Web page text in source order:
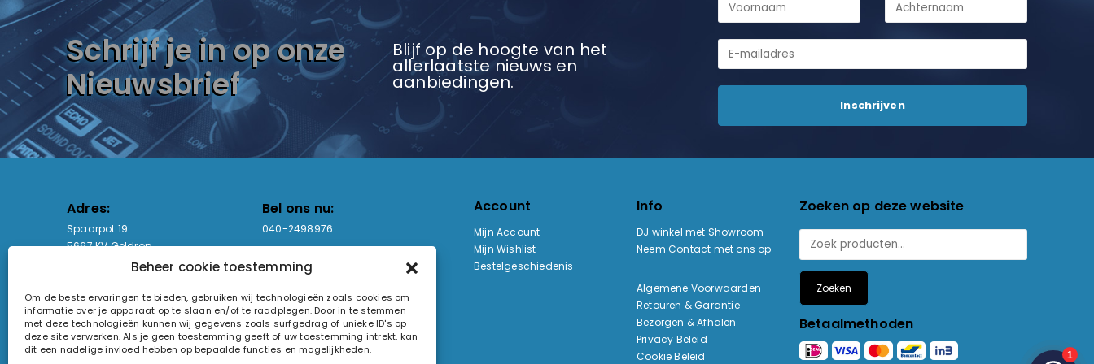
Beheer cookie toestemming
Om de beste ervaringen te bieden, gebruiken wij technologieën zoals cookies om
informatie over je apparaat op te slaan en/of te raadplegen. Door in te stemmen
met deze technologieën kunnen wij gegevens zoals surfgedrag of unieke ID's op
deze site verwerken. Als je geen toestemming geeft of uw toestemming intrekt, kan
dit een nadelige invloed hebben op bepaalde functies en mogelijkheden.
Schrijf je in op onze
Nieuwsbrief
Blijf op de hoogte van het
allerlaatste nieuws en
aanbiedingen.
Adres:
Spaarpot 19
5667 KV Geldrop
Bel ons nu:
040-2498976
sales@lightandsound.store
Openingstijden:
Ma - Vr: 09:00-17:00
Za: Enkel op afspraak
KvK-nummer: 60857196
Btw-nummer: NL854090368B01
Account
Mijn Account
Mijn Wishlist
Bestelgeschiedenis
Info
DJ winkel met Showroom
Neem Contact met ons op
Algemene Voorwaarden
Retouren & Garantie
Bezorgen & Afhalen
Privacy Beleid
Cookie Beleid
Zoeken op deze website
Zoeken
Betaalmethoden